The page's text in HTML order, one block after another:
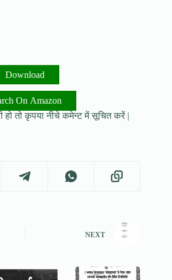
Download
On Amazon
हो तो कृपया नीचे कमेन्ट में सूचित करें |
NEXT